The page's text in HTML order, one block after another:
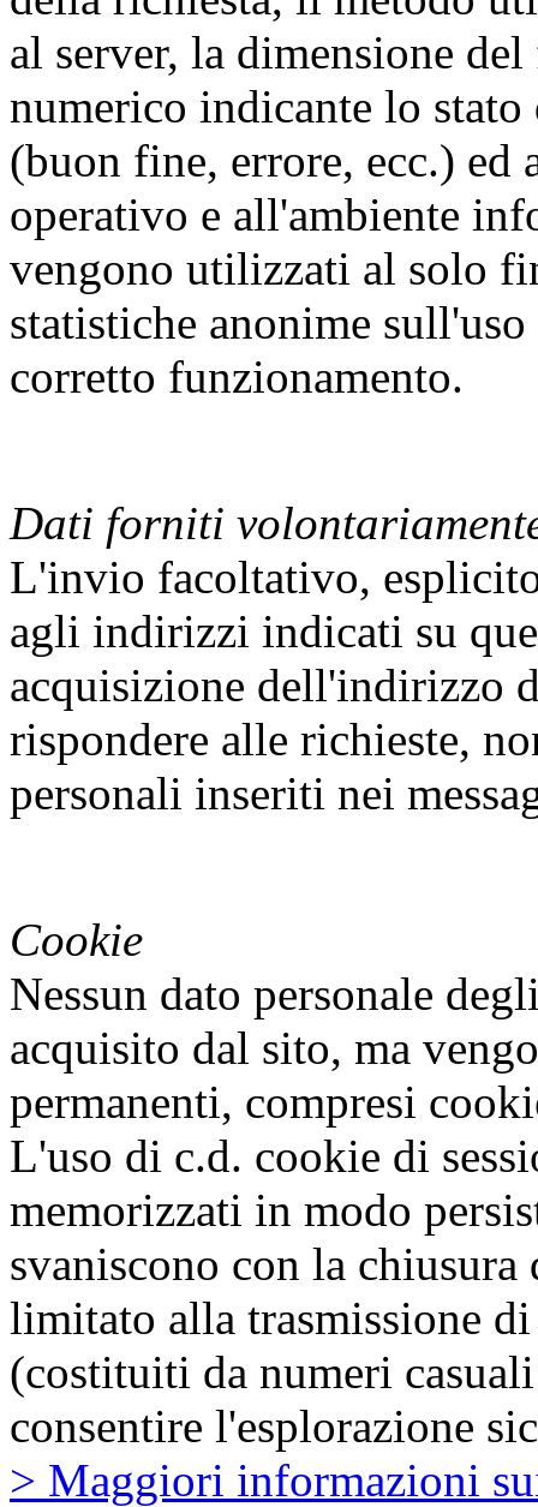
al server, la dimensione
numerico indicante lo stato
(buon fine, errore, ecc.)
operativo e all'ambiente
vengono utilizzati al solo
statistiche anonime
corretto funzionamento.
Dati forniti
L'invio facoltativo,
agli indirizzi indicati su
acquisizione dell'indirizzo
rispondere alle richieste,
personali inseriti nei
Cookie
Nessun dato personale
acquisito dal sito, ma
permanenti, compresi
L'uso di c.d. cookie di
memorizzati in modo
svaniscono con la chiusura
limitato alla trasmissione
(costituiti da numeri
consentire l'esplorazione
> Maggiori informazioni